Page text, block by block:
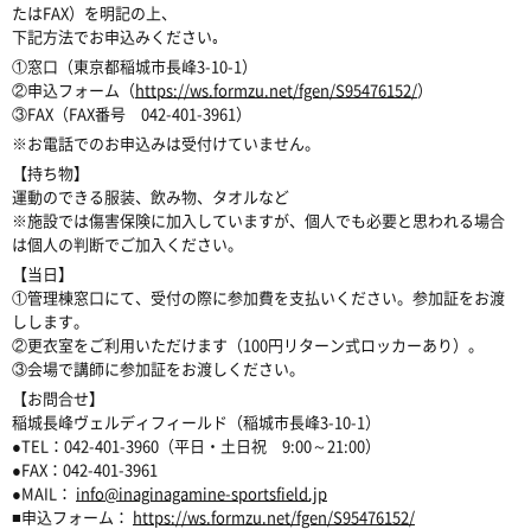
たはFAX）を明記の上、
下記方法でお申込みください｡
①窓口（東京都稲城市長峰3-10-1）
②申込フォーム（https://ws.formzu.net/fgen/S95476152/）
③FAX（FAX番号 042-401-3961）
※お電話でのお申込みは受付けていません。
【持ち物】
運動のできる服装、飲み物、タオルなど
※施設では傷害保険に加入していますが、個人でも必要と思われる場合
は個人の判断でご加入ください。
【当日】
①管理棟窓口にて、受付の際に参加費を支払いください。参加証をお渡
しします。
②更衣室をご利用いただけます（100円リターン式ロッカーあり）。
③会場で講師に参加証をお渡しください。
【お問合せ】
稲城長峰ヴェルディフィールド（稲城市長峰3-10-1）
●TEL：042-401-3960（平日・土日祝 9:00～21:00）
●FAX：042-401-3961
●MAIL： info@inaginagamine-sportsfield.jp
■申込フォーム： https://ws.formzu.net/fgen/S95476152/